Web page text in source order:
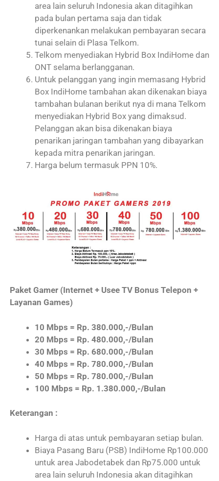
area lain seluruh Indonesia akan ditagihkan
pada bulan pertama saja dan tidak
diperkenankan melakukan pembayaran secara
tunai selain di Plasa Telkom.
Telkom menyediakan Hybrid Box IndiHome dan
ONT selama berlangganan.
Untuk pelanggan yang ingin memasang Hybrid
Box IndiHome tambahan akan dikenakan biaya
tambahan bulanan berikut nya di mana Telkom
menyediakan Hybrid Box yang dimaksud.
Pelanggan akan bisa dikenakan biaya
penarikan jaringan tambahan yang dibayarkan
kepada mitra penarikan jaringan.
Harga belum termasuk PPN 10%.
Paket Gamer (Internet + Usee TV Bonus Telepon +
Layanan Games)
10 Mbps = Rp. 380.000,-/Bulan
20 Mbps = Rp. 480.000,-/Bulan
30 Mbps = Rp. 680.000,-/Bulan
40 Mbps = Rp. 780.000,-/Bulan
50 Mbps = Rp. 780.000,-/Bulan
100 Mbps = Rp. 1.380.000,-/Bulan
Keterangan :
Harga di atas untuk pembayaran setiap bulan.
Biaya Pasang Baru (PSB) IndiHome Rp100.000
untuk area Jabodetabek dan Rp75.000 untuk
area lain seluruh Indonesia akan ditagihkan